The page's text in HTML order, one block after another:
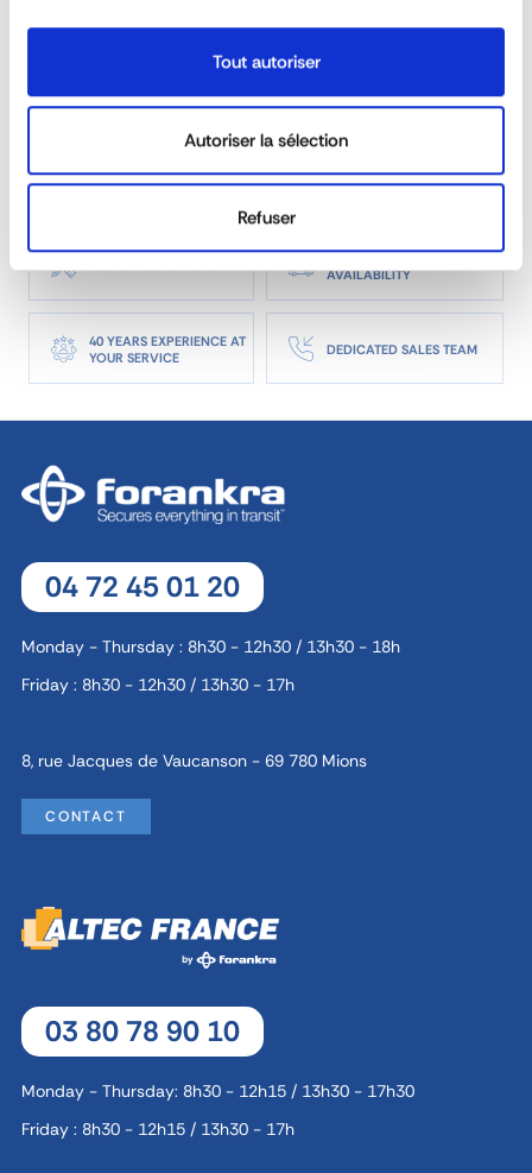
Tout autoriser
Autoriser la sélection
Refuser
Is the rancher range suitable for 3T5 and
Is it possible to order made on measure
sideboards?
REACTIVITY &
AVAILABILITY
40 YEARS EXPERIENCE AT
YOUR SERVICE
DEDICATED SALES TEAM
04 72 45 01 20
Monday - Thursday : 8h30 - 12h30 / 13h30 - 18h
Friday : 8h30 - 12h30 / 13h30 - 17h
8, rue Jacques de Vaucanson - 69 780 Mions
CONTACT
03 80 78 90 10
Monday - Thursday: 8h30 - 12h15 / 13h30 - 17h30
Friday : 8h30 - 12h15 / 13h30 - 17h